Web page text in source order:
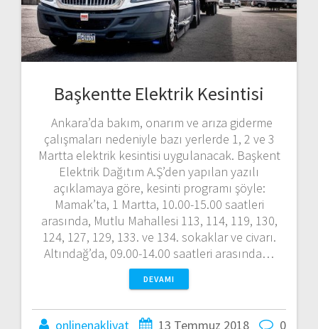
Başkentte Elektrik Kesintisi
Ankara’da bakım, onarım ve arıza giderme
çalışmaları nedeniyle bazı yerlerde 1, 2 ve 3
Martta elektrik kesintisi uygulanacak. Başkent
Elektrik Dağıtım A.Ş’den yapılan yazılı
açıklamaya göre, kesinti programı şöyle:
Mamak’ta, 1 Martta, 10.00-15.00 saatleri
arasında, Mutlu Mahallesi 113, 114, 119, 130,
124, 127, 129, 133. ve 134. sokaklar ve civarı.
Altındağ’da, 09.00-14.00 saatleri arasında…
DEVAMI
onlinenakliyat 13 Temmuz 2018 0